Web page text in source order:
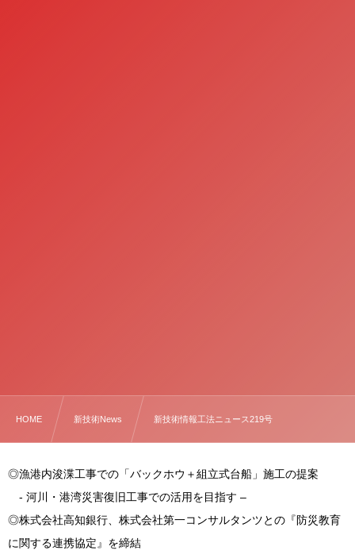
HOME 新技術News 新技術情報工法ニュース219号
◎漁港内浚渫工事での「バックホウ＋組立式台船」施工の提案
- 河川・港湾災害復旧工事での活用を目指す –
◎株式会社高知銀行、株式会社第一コンサルタンツとの『防災教育
に関する連携協定』を締結